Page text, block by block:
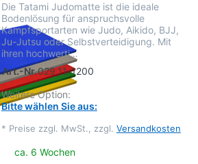
Die Tatami Judomatte ist die ideale
Bodenlösung für anspruchsvolle
Kampfsportarten wie Judo, Aikido, BJJ,
Ju-Jutsu oder Selbstverteidigung. Mit
ihren hochwerti…
Art.-Nr.029.11-1200
Weitere Option:
Bitte wählen Sie aus:
* Preise zzgl. MwSt., zzgl. Versandkosten
ca. 6 Wochen